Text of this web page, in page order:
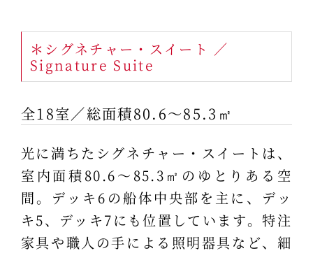
＊シグネチャー・スイート ／
Signature Suite
全18室／総面積80.6～85.3㎡
光に満ちたシグネチャー・スイートは、
室内面積80.6～85.3㎡のゆとりある空
間。デッキ6の船体中央部を主に、デッ
キ5、デッキ7にも位置しています。特注
家具や職人の手による照明器具など、細